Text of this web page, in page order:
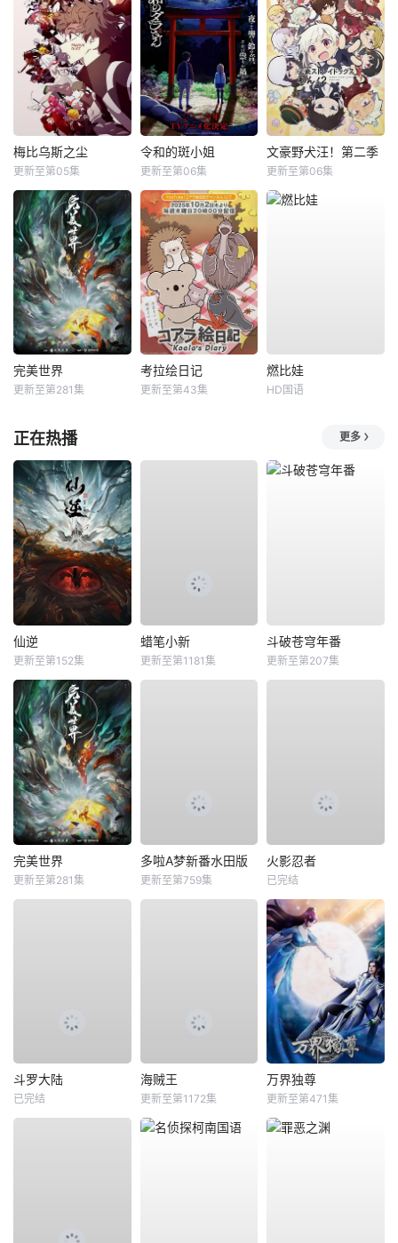
梅比乌斯之尘
更新至第05集
令和的斑小姐
更新至第06集
文豪野犬汪！第二季
更新至第06集
完美世界
更新至第281集
考拉绘日记
更新至第43集
燃比娃
HD国语
正在热播 更多
仙逆
更新至第152集
蜡笔小新
更新至第1181集
斗破苍穹年番
更新至第207集
完美世界
更新至第281集
多啦A梦新番水田版
更新至第759集
火影忍者
已完结
斗罗大陆
已完结
海贼王
更新至第1172集
万界独尊
更新至第471集